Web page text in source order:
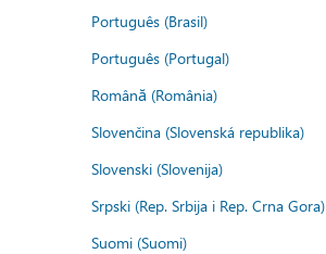
Português (Brasil)
Português (Portugal)
Română (România)
Slovenčina (Slovenská republika)
Slovenski (Slovenija)
Srpski (Rep. Srbija i Rep. Crna Gora)
Suomi (Suomi)